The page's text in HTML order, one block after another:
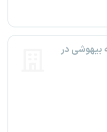
بیهوشی در